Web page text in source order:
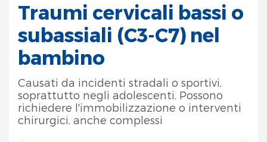
Traumi cervicali bassi o
subassiali (C3-C7) nel
bambino
Causati da incidenti stradali o sportivi,
soprattutto negli adolescenti. Possono
richiedere l'immobilizzazione o interventi
chirurgici, anche complessi